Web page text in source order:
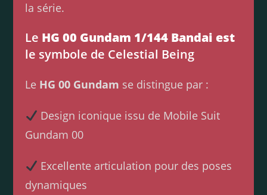
la série.
Le HG 00 Gundam 1/144 Bandai est
le symbole de Celestial Being
Le HG 00 Gundam se distingue par :
Design iconique issu de Mobile Suit
Gundam 00
Excellente articulation pour des poses
dynamiques